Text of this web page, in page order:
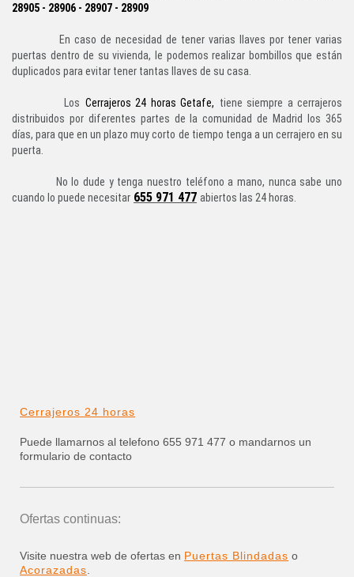
28905 - 28906 - 28907 - 28909
En caso de necesidad de tener varias llaves por tener varias
puertas dentro de su vivienda, le podemos realizar bombillos que están
duplicados para evitar tener tantas llaves de su casa.
Los Cerrajeros 24 horas Getafe, tiene siempre a cerrajeros
distribuidos por diferentes partes de la comunidad de Madrid los 365
días, para que en un plazo muy corto de tiempo tenga a un cerrajero en su
puerta.
No lo dude y tenga nuestro teléfono a mano, nunca sabe uno
cuando lo puede necesitar 655 971 477 abiertos las 24 horas.
Cerrajeros 24 horas
Puede llamarnos al telefono 655 971 477 o mandarnos un
formulario de contacto
Ofertas continuas:
Visite nuestra web de ofertas en Puertas Blindadas o
Acorazadas